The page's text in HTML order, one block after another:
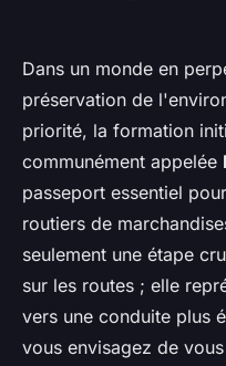
Dans un monde en
préservation de
priorité, la formation
communément appelée
passeport essentiel
routiers de
seulement une étape
sur les routes ; elle
vers une conduite plus
vous envisagez de